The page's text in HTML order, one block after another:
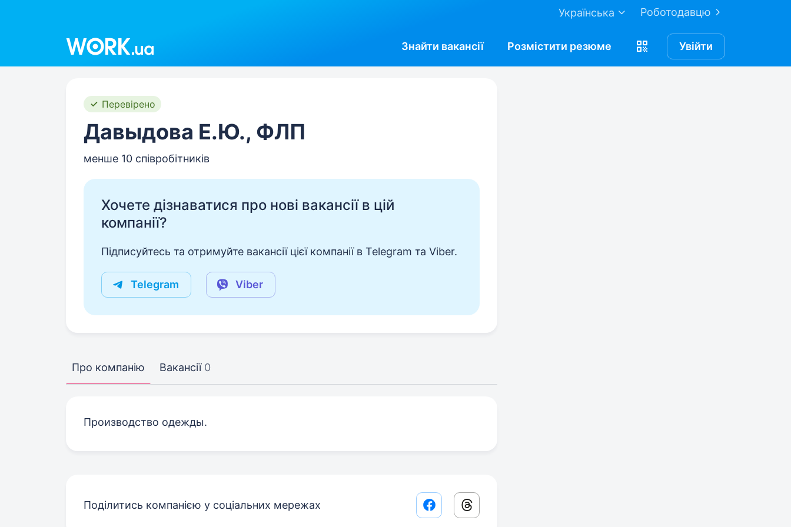
Роботодавцю
Українська
Знайти вакансії Розмістити резюме Увійти
Перевірено
Давыдова Е.Ю., ФЛП
менше 10 співробітників
Хочете дізнаватися про нові вакансії в цій
компанії?
Підписуйтесь та отримуйте вакансії цієї компанії в Telegram та Viber.
Telegram Viber
Про компанію Вакансії 0
Производство одежды.
Поділитись компанією у соціальних мережах Facebook share link
Threads share link